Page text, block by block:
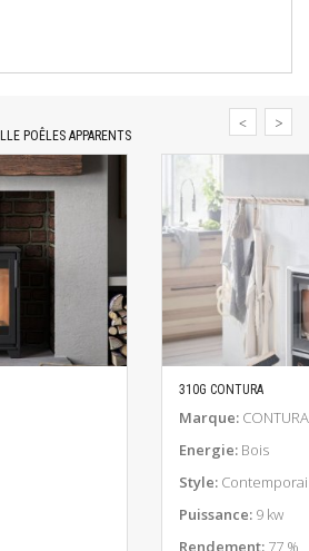
POÊLES APPARENTS
EN
310G CONTURA
Marque: CONTURA
Energie: Bois
Style:
Puissance: 9 kw
Rendement: 77 %